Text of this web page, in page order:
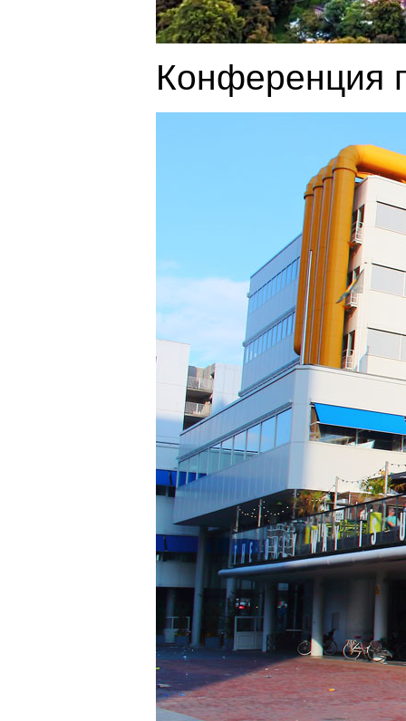
Конференция